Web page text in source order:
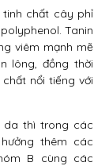
chất cây phỉ
Tanin
viêm mạnh mẽ
lông, đồng thời
nổi tiếng với
da thì trong các
thêm các
B cùng các